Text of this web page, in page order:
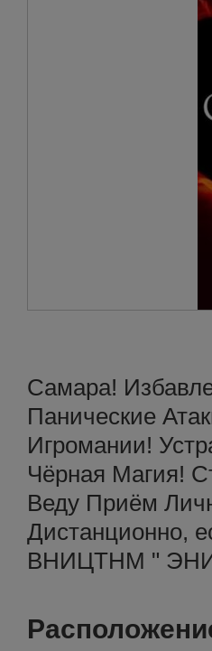
Самара!
Панические
Игромании!
Чёрная Магия!
Веду Приём
Дистанционно,
ВНИЦТНМ "